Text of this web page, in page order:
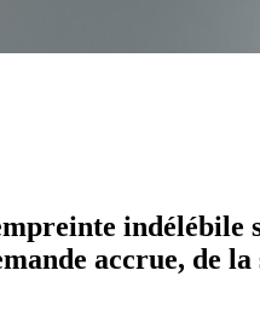
indélébile
accrue, de